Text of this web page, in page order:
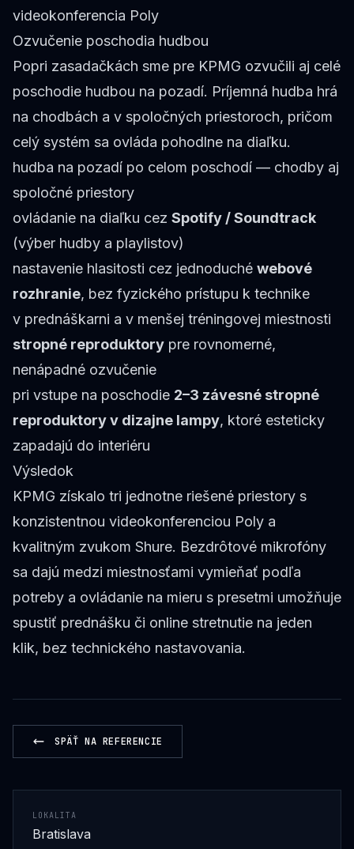
videokonferencia Poly
Ozvučenie poschodia hudbou
Popri zasadačkách sme pre KPMG ozvučili aj celé
poschodie hudbou na pozadí. Príjemná hudba hrá
na chodbách a v spoločných priestoroch, pričom
celý systém sa ovláda pohodlne na diaľku.
hudba na pozadí po celom poschodí — chodby aj
spoločné priestory
ovládanie na diaľku cez Spotify / Soundtrack
(výber hudby a playlistov)
nastavenie hlasitosti cez jednoduché webové
rozhranie, bez fyzického prístupu k technike
v prednáškarni a v menšej tréningovej miestnosti
stropné reproduktory pre rovnomerné,
nenápadné ozvučenie
pri vstupe na poschodie 2–3 závesné stropné
reproduktory v dizajne lampy, ktoré esteticky
zapadajú do interiéru
Výsledok
KPMG získalo tri jednotne riešené priestory s
konzistentnou videokonferenciou Poly a
kvalitným zvukom Shure. Bezdrôtové mikrofóny
sa dajú medzi miestnosťami vymieňať podľa
potreby a ovládanie na mieru s presetmi umožňuje
spustiť prednášku či online stretnutie na jeden
klik, bez technického nastavovania.
SPÄŤ NA REFERENCIE
LOKALITA
Bratislava